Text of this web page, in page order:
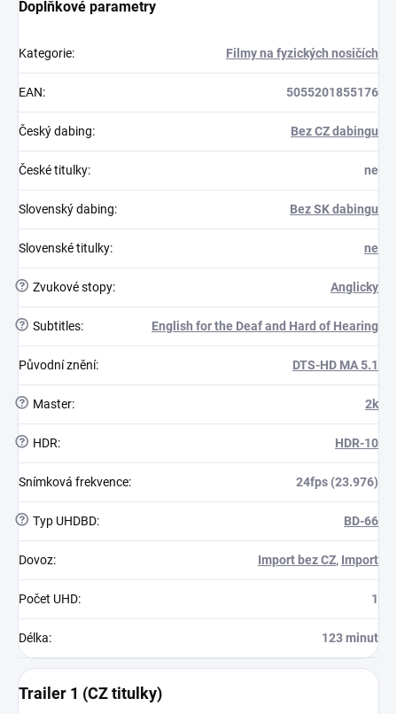
Doplňkové parametry
Kategorie: Filmy na fyzických nosičích
EAN: 5055201855176
Český dabing: Bez CZ dabingu
České titulky: ne
Slovenský dabing: Bez SK dabingu
Slovenské titulky: ne
? Zvukové stopy: Anglicky
? Subtitles: English for the Deaf and Hard of Hearing
Původní znění: DTS-HD MA 5.1
? Master: 2k
? HDR: HDR-10
Snímková frekvence: 24fps (23.976)
? Typ UHDBD: BD-66
Dovoz: Import bez CZ, Import
Počet UHD: 1
Délka: 123 minut
Trailer 1 (CZ titulky)